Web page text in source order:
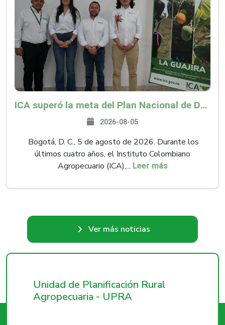
ICA superó la meta del Plan Nacional de Desarrollo y abrió 61 mercados internacionales
2026-08-05
Bogotá, D. C., 5 de agosto de 2026. Durante los
últimos cuatro años, el Instituto Colombiano
Agropecuario (ICA),... Leer más
Ver más noticias
Unidad de Planificación Rural
Agropecuaria - UPRA